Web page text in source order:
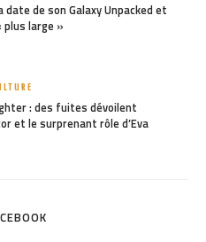
date de son Galaxy Unpacked et
plus large »
: des fuites dévoilent
et le surprenant rôle d’Eva